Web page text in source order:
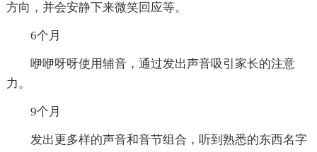
方向，并会安静下来微笑回应等。
6个月
咿咿呀呀使用辅音，通过发出声音吸引家长的注意
力。
9个月
发出更多样的声音和音节组合，听到熟悉的东西名字